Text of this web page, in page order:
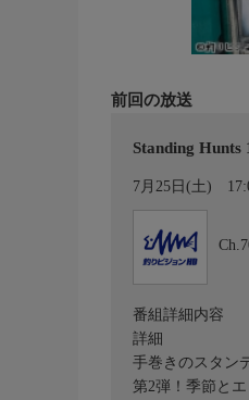
前回の放送
Standing Hunts
7月25日(土)
番組詳細内容
詳細
手巻きのスタン
第2弾！季節と